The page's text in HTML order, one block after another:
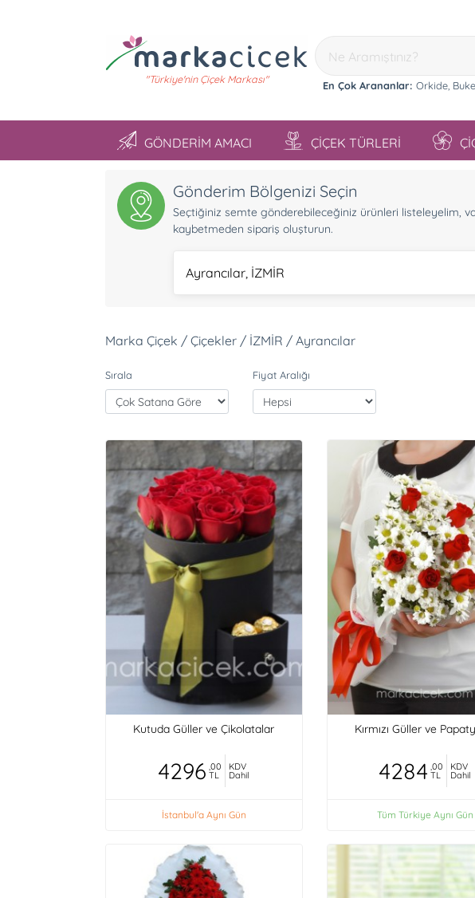
"Türkiye'nin Çiçek Markası" En Çok Arananlar: Orkide,
GÖNDERİM AMACI ÇİÇEK TÜRLERİ
Gönderim Bölgenizi Seçin
Seçtiğiniz semte gönderebileceğiniz ürünleri listeleyelim,
kaybetmeden sipariş oluşturun.
Ayrancılar, İZMİR
Marka Çiçek / Çiçekler / İZMİR / Ayrancılar
Sırala Fiyat Aralığı
Kutuda Güller ve Çikolatalar
4296 ,00
TL
KDV
Dahil
İstanbul'a Aynı Gün
Kırmızı Güller ve
4284 ,00
TL
KDV
Dahil
Tüm Türkiye Aynı Gün